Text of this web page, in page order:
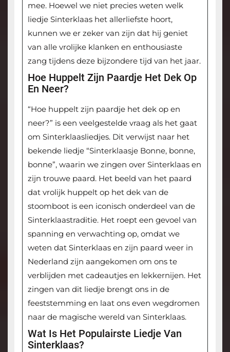
mee. Hoewel we niet precies weten welk
liedje Sinterklaas het allerliefste hoort,
kunnen we er zeker van zijn dat hij geniet
van alle vrolijke klanken en enthousiaste
zang tijdens deze bijzondere tijd van het jaar.
Hoe Huppelt Zijn Paardje Het Dek Op
En Neer?
“Hoe huppelt zijn paardje het dek op en
neer?” is een veelgestelde vraag als het gaat
om Sinterklaasliedjes. Dit verwijst naar het
bekende liedje “Sinterklaasje Bonne, bonne,
bonne”, waarin we zingen over Sinterklaas en
zijn trouwe paard. Het beeld van het paard
dat vrolijk huppelt op het dek van de
stoomboot is een iconisch onderdeel van de
Sinterklaastraditie. Het roept een gevoel van
spanning en verwachting op, omdat we
weten dat Sinterklaas en zijn paard weer in
Nederland zijn aangekomen om ons te
verblijden met cadeautjes en lekkernijen. Het
zingen van dit liedje brengt ons in de
feeststemming en laat ons even wegdromen
naar de magische wereld van Sinterklaas.
Wat Is Het Populairste Liedje Van
Sinterklaas?